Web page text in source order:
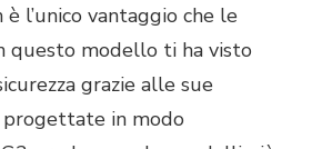
l’unico vantaggio che le
questo modello ti ha visto
grazie alle sue
in modo